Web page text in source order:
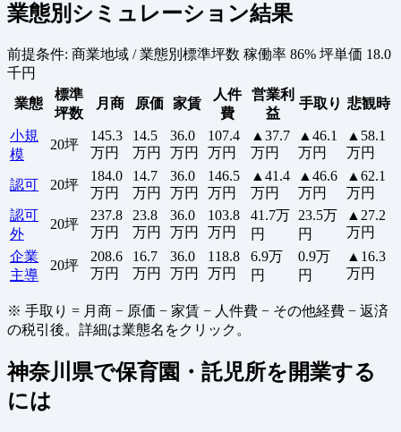
業態別シミュレーション結果
前提条件: 商業地域 / 業態別標準坪数 稼働率 86% 坪単価 18.0
千円
業態
標準
坪数
月商 原価 家賃
人件
費
営業利
益
手取り 悲観時
小規
模
20坪
145.3
万円
14.5
万円
36.0
万円
107.4
万円
▲37.7
万円
▲46.1
万円
▲58.1
万円
認可 20坪
184.0
万円
14.7
万円
36.0
万円
146.5
万円
▲41.4
万円
▲46.6
万円
▲62.1
万円
認可
外
20坪
237.8
万円
23.8
万円
36.0
万円
103.8
万円
41.7万
円
23.5万
円
▲27.2
万円
企業
主導
20坪
208.6
万円
16.7
万円
36.0
万円
118.8
万円
6.9万
円
0.9万
円
▲16.3
万円
※ 手取り = 月商 − 原価 − 家賃 − 人件費 − その他経費 − 返済
の税引後。詳細は業態名をクリック。
神奈川県で保育園・託児所を開業する
には